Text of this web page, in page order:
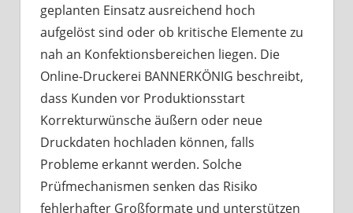
geplanten Einsatz ausreichend hoch
aufgelöst sind oder ob kritische Elemente zu
nah an Konfektionsbereichen liegen. Die
Online-Druckerei BANNERKÖNIG beschreibt,
dass Kunden vor Produktionsstart
Korrekturwünsche äußern oder neue
Druckdaten hochladen können, falls
Probleme erkannt werden. Solche
Prüfmechanismen senken das Risiko
fehlerhafter Großformate und unterstützen